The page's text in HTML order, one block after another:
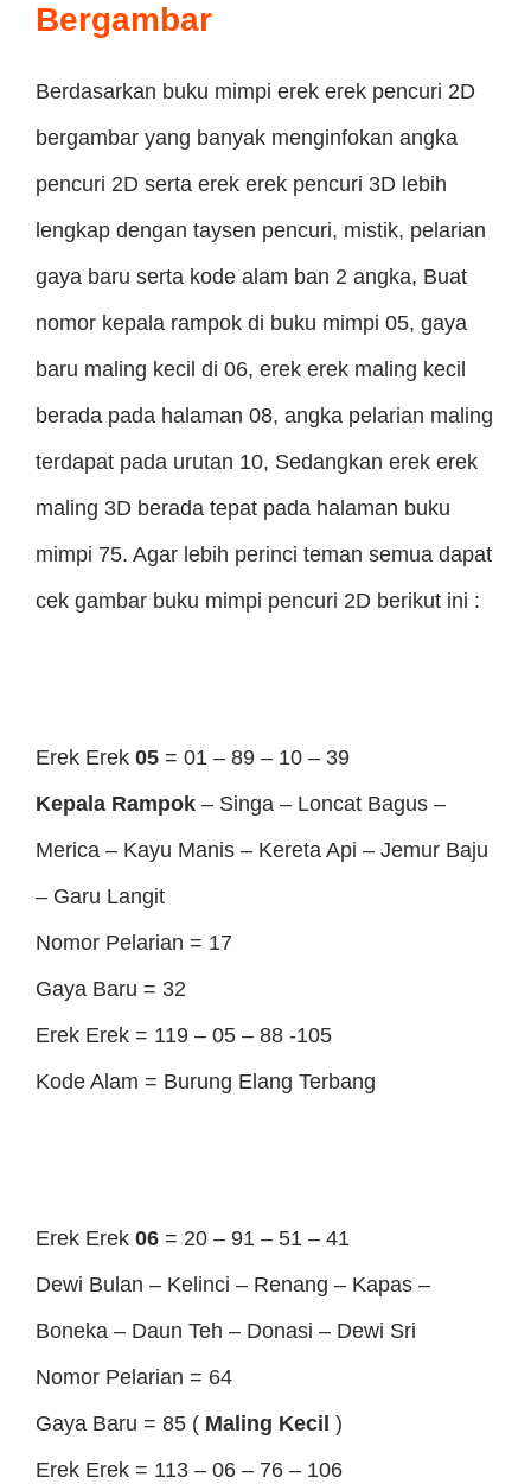
Bergambar
Berdasarkan buku mimpi erek erek pencuri 2D
bergambar yang banyak menginfokan angka
pencuri 2D serta erek erek pencuri 3D lebih
lengkap dengan taysen pencuri, mistik, pelarian
gaya baru serta kode alam ban 2 angka, Buat
nomor kepala rampok di buku mimpi 05, gaya
baru maling kecil di 06, erek erek maling kecil
berada pada halaman 08, angka pelarian maling
terdapat pada urutan 10, Sedangkan erek erek
maling 3D berada tepat pada halaman buku
mimpi 75. Agar lebih perinci teman semua dapat
cek gambar buku mimpi pencuri 2D berikut ini :
Erek Erek 05 = 01 – 89 – 10 – 39
Kepala Rampok – Singa – Loncat Bagus –
Merica – Kayu Manis – Kereta Api – Jemur Baju
– Garu Langit
Nomor Pelarian = 17
Gaya Baru = 32
Erek Erek = 119 – 05 – 88 -105
Kode Alam = Burung Elang Terbang
Erek Erek 06 = 20 – 91 – 51 – 41
Dewi Bulan – Kelinci – Renang – Kapas –
Boneka – Daun Teh – Donasi – Dewi Sri
Nomor Pelarian = 64
Gaya Baru = 85 ( Maling Kecil )
Erek Erek = 113 – 06 – 76 – 106